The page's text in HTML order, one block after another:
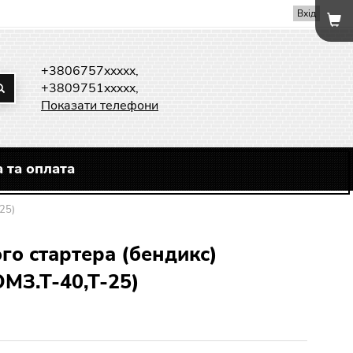
Вхід
+3806757xxxxx,
+3809751xxxxx,
Показати телефони
та оплата
стартера (бендикс)
40,Т-25)